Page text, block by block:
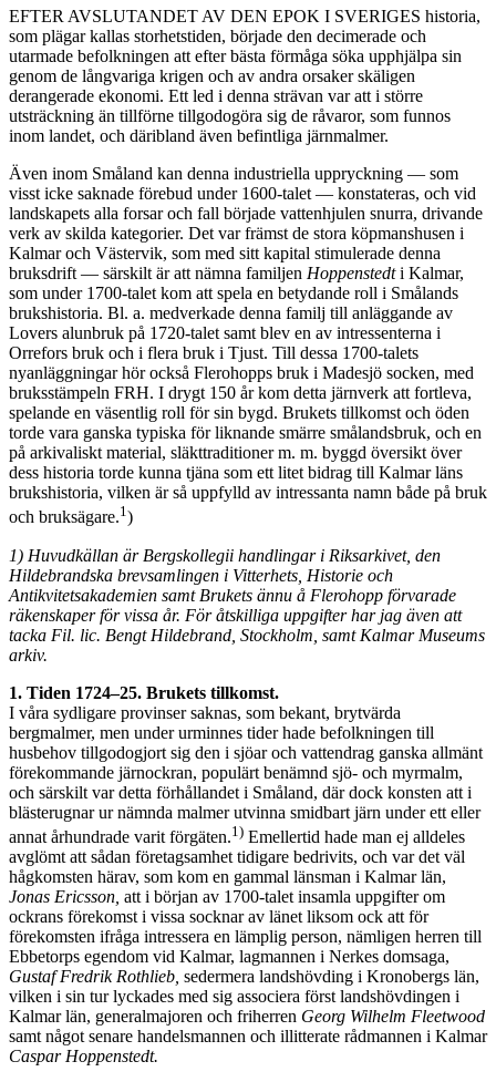
EFTER AVSLUTANDET AV DEN EPOK I SVERIGES historia,
som plägar kallas storhetstiden, började den decimerade och
utarmade befolkningen att efter bästa förmåga söka upphjälpa sin
genom de långvariga krigen och av andra orsaker skäligen
derangerade ekonomi. Ett led i denna strävan var att i större
utsträckning än tillförne tillgodogöra sig de råvaror, som funnos
inom landet, och däribland även befintliga järnmalmer.
Även inom Småland kan denna industriella uppryckning — som
visst icke saknade förebud under 1600-talet — konstateras, och vid
landskapets alla forsar och fall började vattenhjulen snurra, drivande
verk av skilda kategorier. Det var främst de stora köpmanshusen i
Kalmar och Västervik, som med sitt kapital stimulerade denna
bruks­drift — särskilt är att nämna familjen Hoppenstedti Kalmar,
som under 1700-talet kom att spela en betydande roll i Smålands
bruks­historia. Bl. a. medverkade denna familj till anläggande av
Lovers alunbruk på 1720-talet samt blev en av intressenterna i
Orrefors bruk och i flera bruk i Tjust. Till dessa 1700-talets
nyanläggningar hör också Flerohopps bruk i Madesjö socken, med
bruksstämpeln FRH. I drygt 150 år kom detta järnverk att fortleva,
spelande en väsentlig roll för sin bygd. Brukets tillkomst och öden
torde vara ganska typiska för liknande smärre smålandsbruk, och en
på arkivaliskt material, släkttraditioner m. m. byggd översikt över
dess historia torde kunna tjäna som ett litet bidrag till Kalmar läns
brukshistoria, vilken är så uppfylld av intressanta namn både på bruk
och bruksägare.1)
1) Huvudkällan är Bergskollegii handlingar i Riksarkivet, den
Hildebrandska brevsamlingen i Vitterhets, Historie och
Antikvitetsakademien samt Brukets ännu å Flerohopp förvarade
räkenskaper för vissa år. För åtskilliga uppgifter har jag även att
tacka Fil. lic. Bengt Hildebrand, Stockholm, samt Kalmar Museums
arkiv.
1. Tiden 1724–25. Brukets tillkomst.
I våra sydligare provinser saknas, som bekant, brytvärda
bergmalmer, men under urminnes tider hade befolkningen till
husbehov tillgodogjort sig den i sjöar och vattendrag ganska allmänt
förekommande järnockran, populärt benämnd sjö- och myrmalm,
och särskilt var detta förhållandet i Småland, där dock konsten att i
blästerugnar ur nämnda malmer utvinna smidbart järn under ett eller
annat århundrade varit förgäten.1) Emellertid hade man ej alldeles
avglömt att sådan företagsamhet tidigare bedrivits, och var det väl
hågkomsten härav, som kom en gammal länsman i Kalmar län,
Jonas Ericsson, att i början av 1700-talet insamla uppgifter om
ockrans förekomst i vissa socknar av länet liksom ock att för
förekomsten ifråga intressera en lämplig person, nämligen herren till
Ebbetorps egendom vid Kalmar, lagmannen i Nerkes domsaga,
Gustaf Fredrik Rothlieb, sedermera landshövding i Kronobergs län,
vilken i sin tur lyckades med sig associera först landshövdingen i
Kalmar län, generalmajoren och friherren Georg Wilhelm Fleetwood
samt något senare handelsmannen och illitterate rådmannen i Kalmar
Caspar Hoppenstedt.